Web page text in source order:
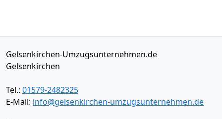
Gelsenkirchen-Umzugsunternehmen.de
Gelsenkirchen
Tel.: 01579-2482325
E-Mail: info@gelsenkirchen-umzugsunternehmen.de